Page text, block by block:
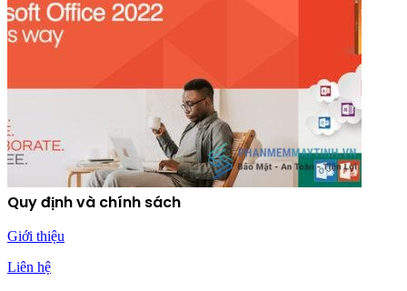
Quy định và chính sách
Giới thiệu
Liên hệ